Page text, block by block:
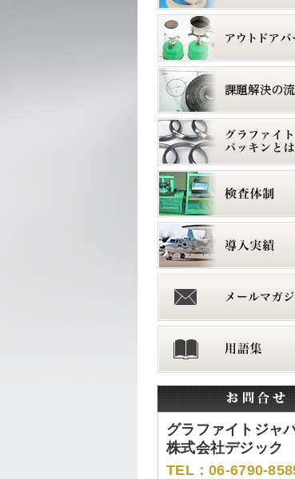
グラファイトジャ
株式会社デジック
TEL：06-6790-